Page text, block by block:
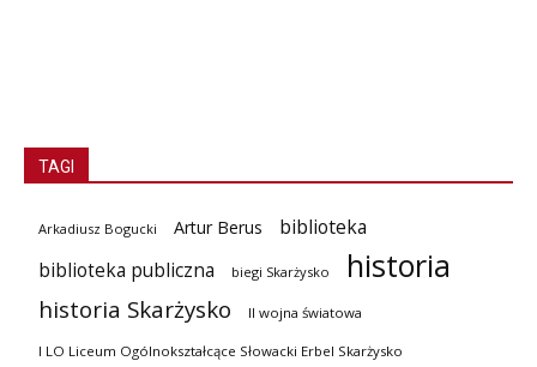
TAGI
Arkadiusz Bogucki Artur Berus
biblioteka
biblioteka publiczna
biegi Skarżysko historia
historia Skarżysko II wojna światowa
I LO Liceum Ogólnokształcące Słowacki Erbel Skarżysko